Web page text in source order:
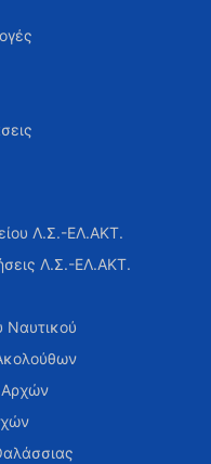
Λ.Σ.-ΕΛ.ΑΚΤ.
Λ.Σ.-ΕΛ.ΑΚΤ.
Ναυτικού
Αρχών